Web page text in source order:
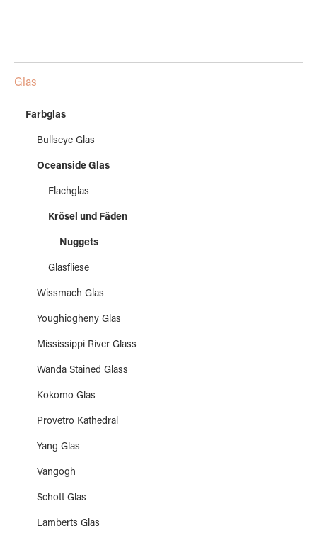
Glas
Farbglas
Bullseye Glas
Oceanside Glas
Flachglas
Krösel und Fäden
Nuggets
Glasfliese
Wissmach Glas
Youghiogheny Glas
Mississippi River Glass
Wanda Stained Glass
Kokomo Glas
Provetro Kathedral
Yang Glas
Vangogh
Schott Glas
Lamberts Glas